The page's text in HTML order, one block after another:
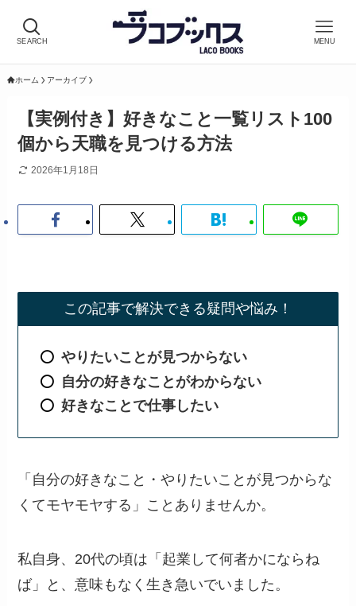
SEARCH MENU
ホーム アーカイブ
【実例付き】好きなこと一覧リスト100
個から天職を見つける方法
2026年1月18日
この記事で解決できる疑問や悩み！
やりたいことが見つからない
自分の好きなことがわからない
好きなことで仕事したい
「自分の好きなこと・やりたいことが見つからな
くてモヤモヤする」ことありませんか。
私自身、20代の頃は「起業して何者かにならね
ば」と、意味もなく生き急いでいました。